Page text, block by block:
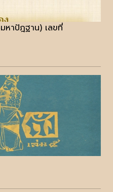
าปัฎฐาน) เลขที่